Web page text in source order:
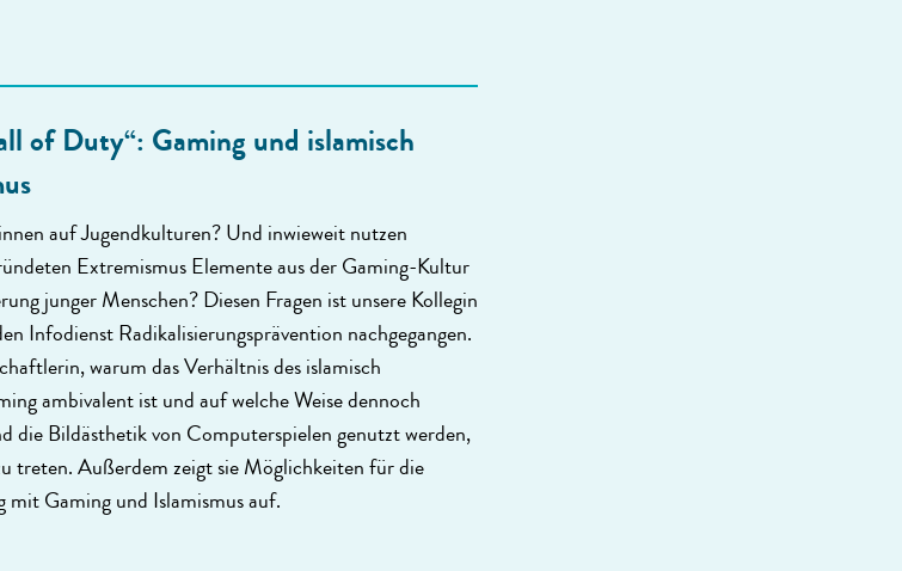
of Duty“: Gaming und islamisch
auf Jugendkulturen? Und inwieweit nutzen
Extremismus Elemente aus der Gaming-Kultur
junger Menschen? Diesen Fragen ist unsere Kollegin
Infodienst Radikalisierungsprävention nachgegangen.
warum das Verhältnis des islamisch
ambivalent ist und auf welche Weise dennoch
die Bildästhetik von Computerspielen genutzt werden,
treten. Außerdem zeigt sie Möglichkeiten für die
mit Gaming und Islamismus auf.